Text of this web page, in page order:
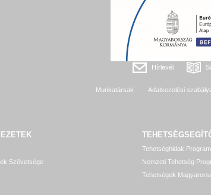
Hírlevél
Munkatársak Adatkezelési
Szövetsége
Tehetséghidak
Nemzeti Tehetség
Tehetségek